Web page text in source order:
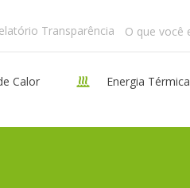
Transparência
Calor Energia Térmica